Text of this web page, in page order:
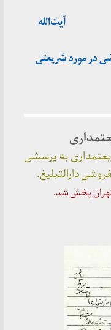
آیت‌الله
در مورد شریعتی
به پرسشی
دارالتبلیغ.